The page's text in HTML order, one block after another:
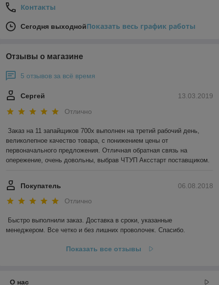
Контакты
Сегодня выходнойПоказать весь график работы
Отзывы о магазине
5 отзывов за всё время
13.03.2019
Сергей
Отлично
Заказ на 11 запайщиков 700х выполнен на третий рабочий день,
великолепное качество товара, с понижением цены от
первоначального предложения. Отличная обратная связь на
опережение, очень довольны, выбрав ЧТУП Аксстарт поставщиком.
06.08.2018
Покупатель
Отлично
Быстро выполнили заказ. Доставка в сроки, указанные
менеджером. Все четко и без лишних проволочек. Спасибо.
Показать все отзывы
О нас